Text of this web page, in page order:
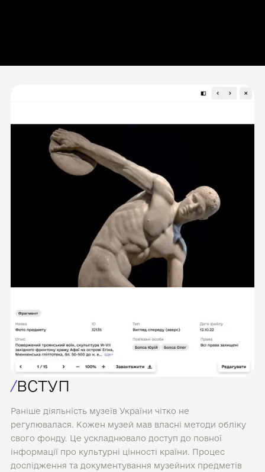
/ВСТУП
Раніше діяльність музеїв України чітко не
регулювалася. Кожен музей мав власні методи обліку
свого фонду. Це ускладнювало доступ до повної
інформації про культурні цінності країни. Процес
дослідження та документування музейних предметів